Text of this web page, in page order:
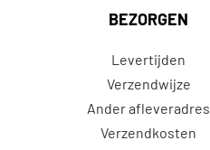
BEZORGEN
Levertijden
Verzendwijze
Ander afleveradres
Verzendkosten